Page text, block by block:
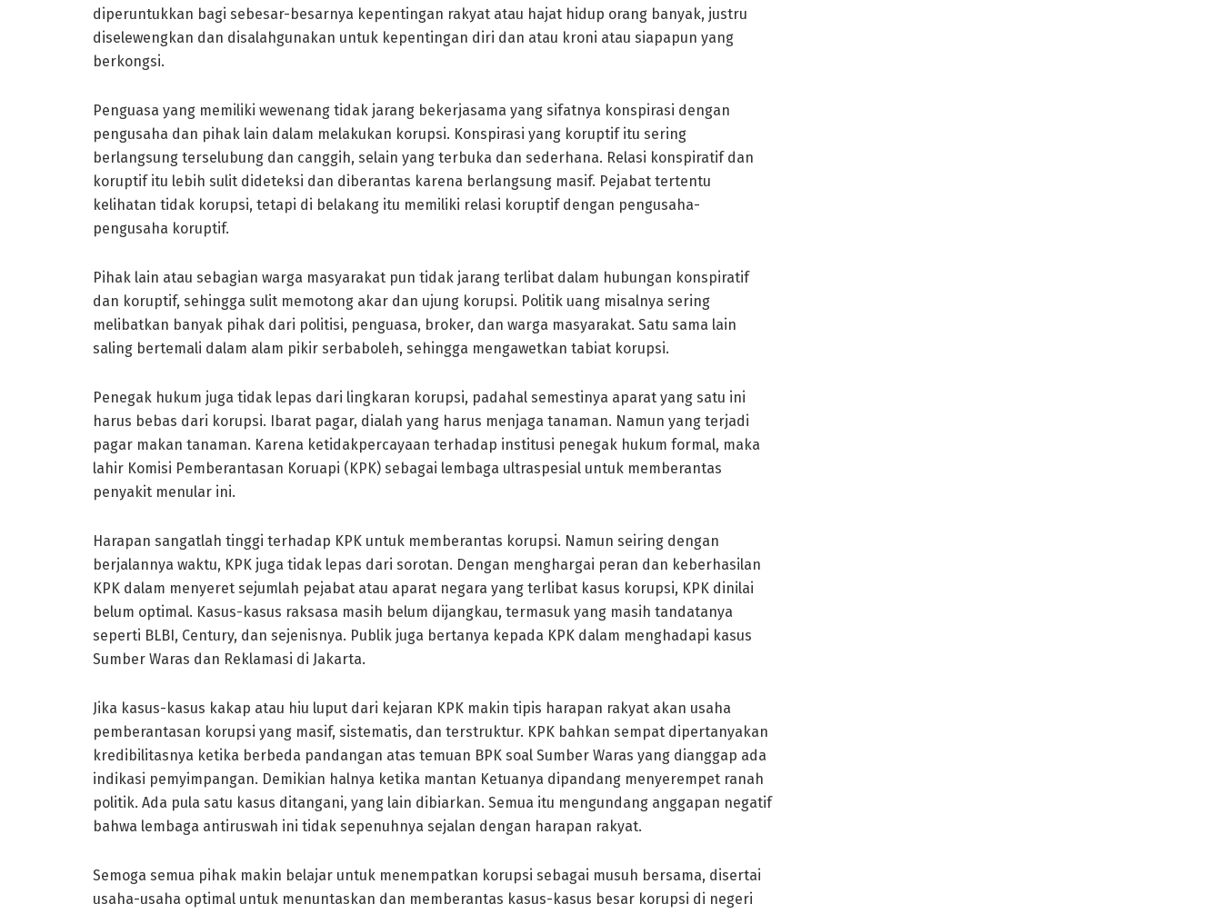
diperuntukkan bagi sebesar-besarnya kepentingan rakyat atau hajat hidup orang banyak, justru
diselewengkan dan disalahgunakan untuk kepentingan diri dan atau kroni atau siapapun yang
berkongsi.
Penguasa yang memiliki wewenang tidak jarang bekerjasama yang sifatnya konspirasi dengan
pengusaha dan pihak lain dalam melakukan korupsi. Konspirasi yang koruptif itu sering
berlangsung terselubung dan canggih, selain yang terbuka dan sederhana. Relasi konspiratif dan
koruptif itu lebih sulit dideteksi dan diberantas karena berlangsung masif. Pejabat tertentu
kelihatan tidak korupsi, tetapi di belakang itu memiliki relasi koruptif dengan pengusaha-
pengusaha koruptif.
Pihak lain atau sebagian warga masyarakat pun tidak jarang terlibat dalam hubungan konspiratif
dan koruptif, sehingga sulit memotong akar dan ujung korupsi. Politik uang misalnya sering
melibatkan banyak pihak dari politisi, penguasa, broker, dan warga masyarakat. Satu sama lain
saling bertemali dalam alam pikir serbaboleh, sehingga mengawetkan tabiat korupsi.
Penegak hukum juga tidak lepas dari lingkaran korupsi, padahal semestinya aparat yang satu ini
harus bebas dari korupsi. Ibarat pagar, dialah yang harus menjaga tanaman. Namun yang terjadi
pagar makan tanaman. Karena ketidakpercayaan terhadap institusi penegak hukum formal, maka
lahir Komisi Pemberantasan Koruapi (KPK) sebagai lembaga ultraspesial untuk memberantas
penyakit menular ini.
Harapan sangatlah tinggi terhadap KPK untuk memberantas korupsi. Namun seiring dengan
berjalannya waktu, KPK juga tidak lepas dari sorotan. Dengan menghargai peran dan keberhasilan
KPK dalam menyeret sejumlah pejabat atau aparat negara yang terlibat kasus korupsi, KPK dinilai
belum optimal. Kasus-kasus raksasa masih belum dijangkau, termasuk yang masih tandatanya
seperti BLBI, Century, dan sejenisnya. Publik juga bertanya kepada KPK dalam menghadapi kasus
Sumber Waras dan Reklamasi di Jakarta.
Jika kasus-kasus kakap atau hiu luput dari kejaran KPK makin tipis harapan rakyat akan usaha
pemberantasan korupsi yang masif, sistematis, dan terstruktur. KPK bahkan sempat dipertanyakan
kredibilitasnya ketika berbeda pandangan atas temuan BPK soal Sumber Waras yang dianggap ada
indikasi pemyimpangan. Demikian halnya ketika mantan Ketuanya dipandang menyerempet ranah
politik. Ada pula satu kasus ditangani, yang lain dibiarkan. Semua itu mengundang anggapan negatif
bahwa lembaga antiruswah ini tidak sepenuhnya sejalan dengan harapan rakyat.
Semoga semua pihak makin belajar untuk menempatkan korupsi sebagai musuh bersama, disertai
usaha-usaha optimal untuk menuntaskan dan memberantas kasus-kasus besar korupsi di negeri